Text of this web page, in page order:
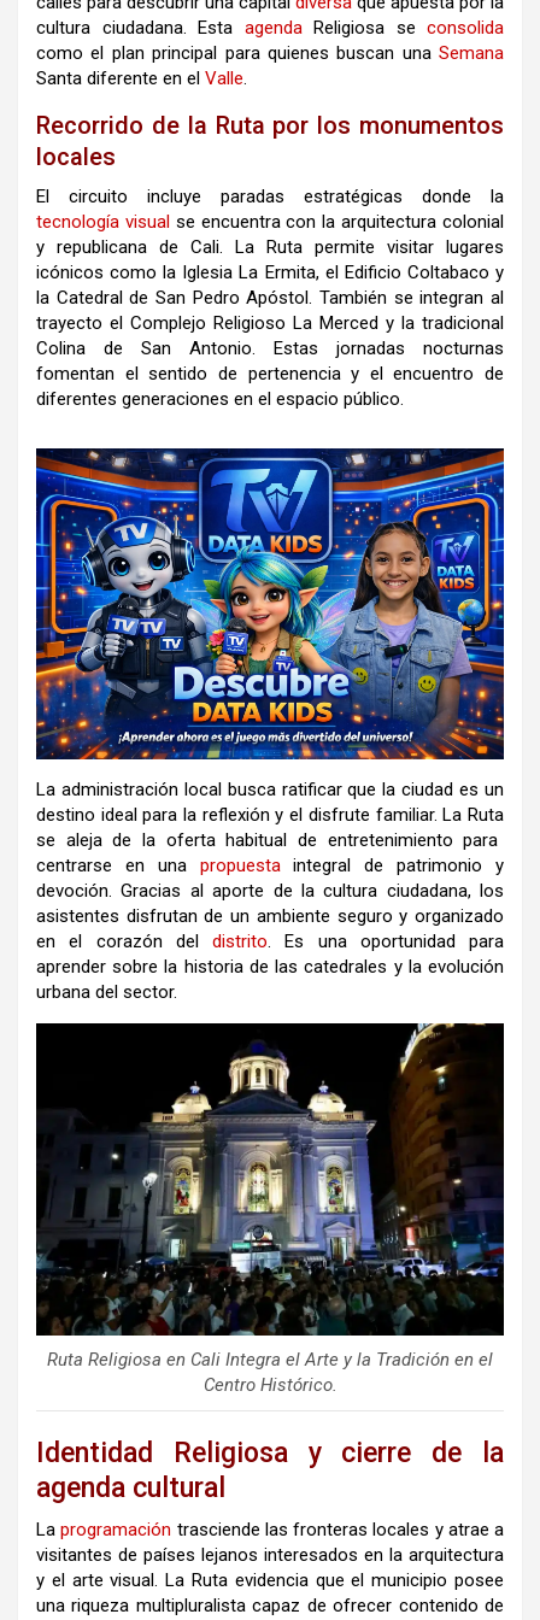
cultura ciudadana. Esta agenda Religiosa se consolida
como el plan principal para quienes buscan una Semana
Santa diferente en el Valle.
Recorrido de la Ruta por los monumentos
locales
El circuito incluye paradas estratégicas donde la
tecnología visualse encuentra con la arquitectura colonial
y republicana de Cali. La Ruta permite visitar lugares
icónicos como la Iglesia La Ermita, el Edificio Coltabaco y
la Catedral de San Pedro Apóstol.También se integran al
trayecto el Complejo Religioso La Merced y la tradicional
Colina de San Antonio. Estas jornadas nocturnas
fomentan el sentido de pertenencia y el encuentro de
diferentes generaciones en el espacio público.
La administración local busca ratificar que la ciudad es un
destino ideal para la reflexión y el disfrute familiar. La Ruta
se aleja de la oferta habitual de entretenimiento para
centrarse en una propuestaintegral de patrimonio y
devoción.Gracias al aporte de la cultura ciudadana, los
asistentes disfrutan de un ambiente seguro y organizado
en el corazón del distrito. Es una oportunidad para
aprender sobre la historia de las catedrales y la evolución
urbana del sector.
Ruta Religiosa en Cali Integra el Arte y la Tradición en el
Centro Histórico.
Identidad Religiosa y cierre de la
agenda cultural
Laprogramación trasciende las fronteras locales y atrae a
visitantes de países lejanos interesados en la arquitectura
y el arte visual. La Ruta evidencia que el municipio posee
una riqueza multipluralista capaz de ofrecer contenido de